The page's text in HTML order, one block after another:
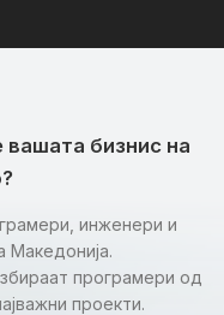
вашата бизнис на
инженери и
Македонија.
програмери од
проекти.